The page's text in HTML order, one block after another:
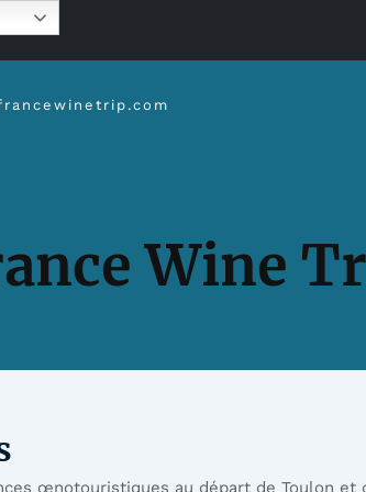
Wine
œnotouristiques au départ de Toulon et